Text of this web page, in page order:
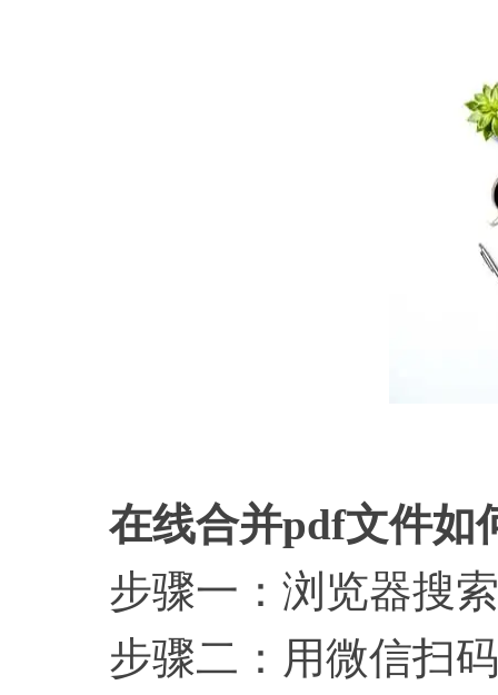
在线合并pdf文件如
步骤一：浏览器搜索
步骤二：用微信扫码